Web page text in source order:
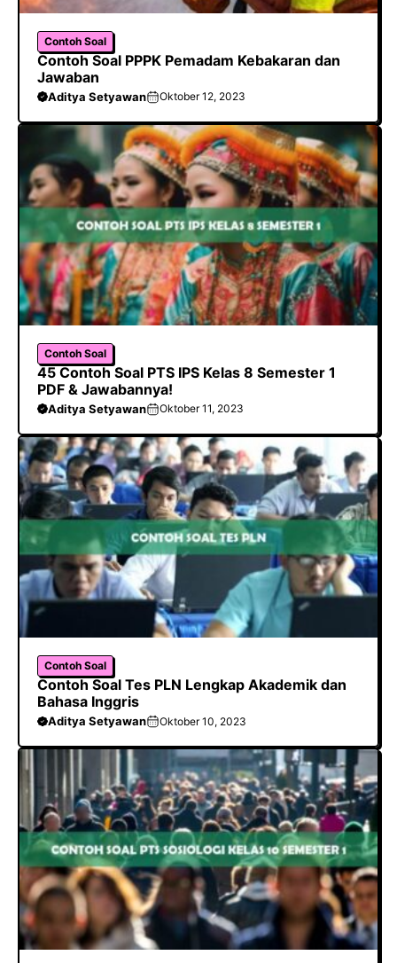
Contoh Soal
Contoh Soal PPPK Pemadam Kebakaran dan
Jawaban
Aditya Setyawan Oktober 12, 2023
Contoh Soal
45 Contoh Soal PTS IPS Kelas 8 Semester 1
PDF & Jawabannya!
Aditya Setyawan Oktober 11, 2023
Contoh Soal
Contoh Soal Tes PLN Lengkap Akademik dan
Bahasa Inggris
Aditya Setyawan Oktober 10, 2023